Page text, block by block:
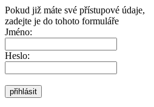
Pokud již máte své přístupové údaje,
zadejte je do tohoto formuláře
Jméno:
Heslo:
přihlásit